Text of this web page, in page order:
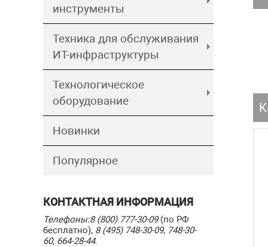
инструменты
Техника для обслуживания
ИТ-инфраструктуры
Технологическое
оборудование
Новинки
Популярное
КОНТАКТНАЯ ИНФОРМАЦИЯ
Телефоны:8 (800) 777-30-09(по РФ
бесплатно), 8 (495) 748-30-09, 748-30-
60, 664-28-44.